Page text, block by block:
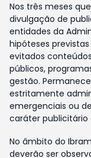
Nos três meses
divulgação de
entidades da
hipóteses
evitados
públicos,
gestão.
estritamente
emergenciais ou
caráter publicitário
No âmbito do
deverão ser